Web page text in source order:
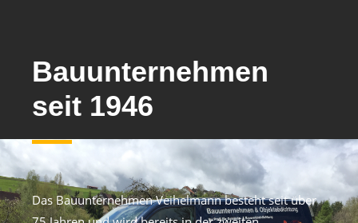
Bauunternehmen
seit 1946
Das Bauunternehmen Veihelmann besteht seit über